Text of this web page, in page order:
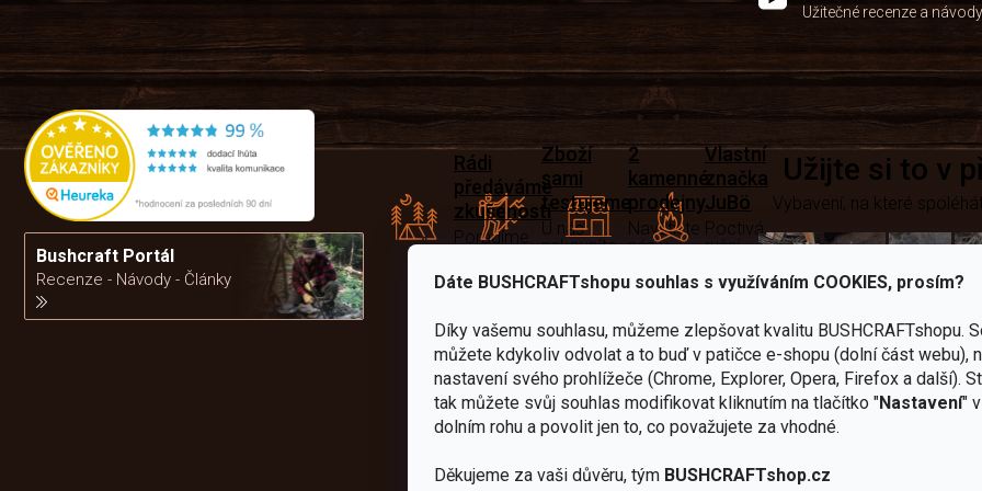
Dáte BUSHCRAFTshopu souhlas s využíváním COOKIES, prosím?
Díky vašemu souhlasu, můžeme zlepšovat kvalitu BUSHCRAFTshopu.
můžete kdykoliv odvolat a to buď v patičce e-shopu (dolní část webu),
nastavení svého prohlížeče (Chrome, Explorer, Opera, Firefox a další).
tak můžete svůj souhlas modifikovat kliknutím na tlačítko "Nastavení"
dolním rohu a povolit jen to, co považujete za vhodné.
Děkujeme za vaši důvěru, tým BUSHCRAFTshop.cz
Užitečné recenze a návody
Bushcraft Portál
Recenze - Návody - Články
Rádi
předáváme
zkušenosti
Poradíme
výběrem
Zboží
sami
testujeme
U nás
nekoupíte
pytli“
2
kamenné
prodejny
Navštivte
nás v
Šumperku
Vlastní
značka
JuBö
Poctivá
ruční
v ČR
další skvělé výhody
Užijte si to v
Vybavení, na které
NožeSekery
Vařiče
a
kartuše